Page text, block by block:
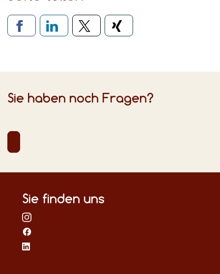
Verlinkung zu sozialen Medien
Sie haben noch Fragen?
Sie finden uns